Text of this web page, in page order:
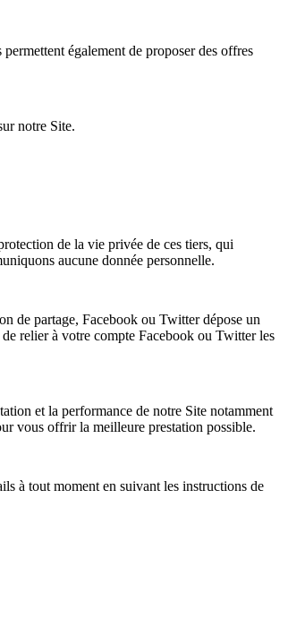
également de proposer des offres
notre Site.
de la vie privée de ces tiers, qui
aucune donnée personnelle.
de partage, Facebook ou Twitter dépose un
relier à votre compte Facebook ou Twitter les
et la performance de notre Site notamment
vous offrir la meilleure prestation possible.
à tout moment en suivant les instructions de